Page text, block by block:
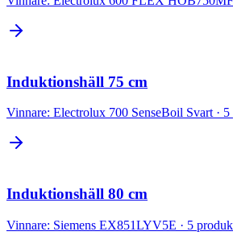
Induktionshäll 75 cm
Vinnare: Electrolux 700 SenseBoil Svart · 5
Induktionshäll 80 cm
Vinnare: Siemens EX851LYV5E · 5